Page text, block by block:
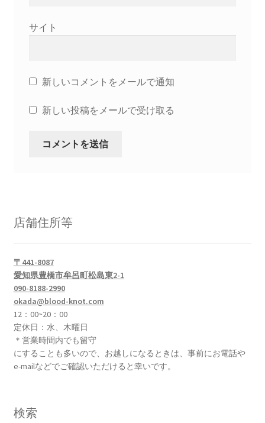
サイト
新しいコメントをメールで通知
新しい投稿をメールで受け取る
店舗住所等
〒441-8087
愛知県豊橋市牟呂町松島東2-1
090-8188-2990
okada@blood-knot.com
12：00~20：00
定休日：水、木曜日
＊営業時間内でも留守
にすることも多いので、お越しになるときは、事前にお電話や
e-mailなどでご確認いただけると幸いです。
検索